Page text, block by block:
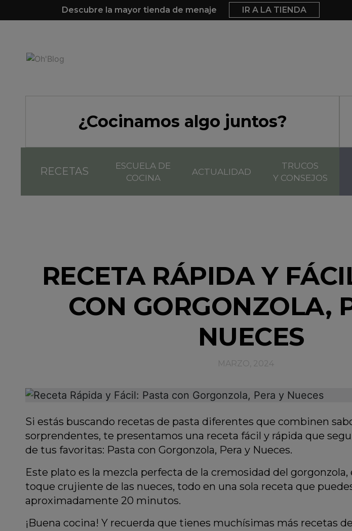
Descubre la mayor tienda de menaje IR A LA TIENDA
¿Cocinamos algo juntos?
RECETAS
ESCUELA DE
COCINA
ACTUALIDAD
TRUCOS
Y CONSEJOS
RECETA RÁPIDA Y
CON GORGONZOLA,
NUECES
MARZO, 2024
Si estás buscando recetas de pasta diferentes que combinen
sorprendentes, te presentamos una receta fácil y rápida que
de tus favoritas: Pasta con Gorgonzola, Pera y Nueces.
Este plato es la mezcla perfecta de la cremosidad del gorgonzola,
toque crujiente de las nueces, todo en una sola receta que
aproximadamente 20 minutos.
¡Buena cocina! Y recuerda que tienes muchísimas más recetas